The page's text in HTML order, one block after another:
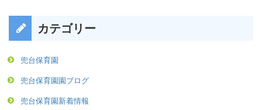
カテゴリー
兜台保育園
兜台保育園園ブログ
兜台保育園新着情報